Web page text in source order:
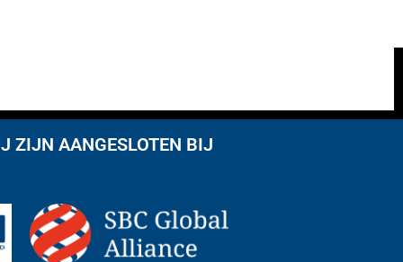
ZIJN AANGESLOTEN BIJ